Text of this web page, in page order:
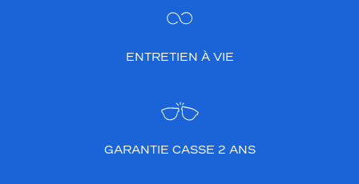
ENTRETIEN À VIE
GARANTIE CASSE 2 ANS